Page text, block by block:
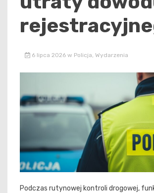
6 lipca 2026 w Policja, Wydarzenia
Podczas rutynowej kontroli drogowej,